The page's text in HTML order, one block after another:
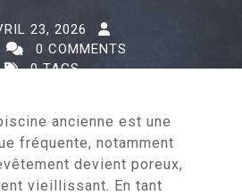
23, 2026
0 COMMENTS
0 TAGS
ancienne est une
fréquente, notamment
devient poreux,
vieillissant. En tant